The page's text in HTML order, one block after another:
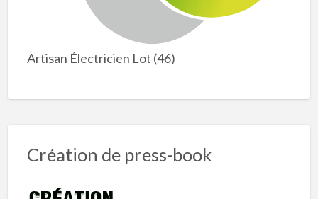
Artisan Électricien Lot (46)
Création de press-book